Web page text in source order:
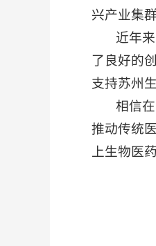
兴产业集
近年来
了良好的
支持苏州
相信在
推动传统
上生物医